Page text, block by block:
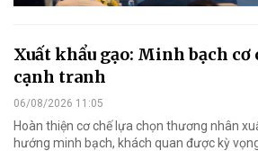
Xuất khẩu gạo: Minh bạch cơ
cạnh tranh
06/08/2026 11:05
Hoàn thiện cơ chế lựa chọn thương nhân
hướng minh bạch, khách quan được kỳ